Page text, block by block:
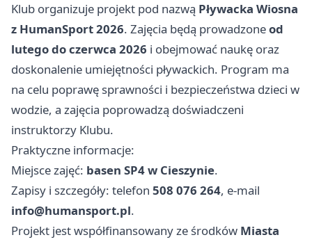
Klub organizuje projekt pod nazwą Pływacka Wiosna
z HumanSport 2026. Zajęcia będą prowadzoneod
lutego do czerwca 2026 i obejmować naukę oraz
doskonalenie umiejętności pływackich. Program ma
na celu poprawę sprawności i bezpieczeństwa dzieci w
wodzie, a zajęcia poprowadzą doświadczeni
instruktorzy Klubu.
Praktyczne informacje:
Miejsce zajęć: basen SP4 w Cieszynie.
Zapisy i szczegóły: telefon 508 076 264, e‑mail
info@humansport.pl.
Projekt jest współfinansowany ze środków Miasta